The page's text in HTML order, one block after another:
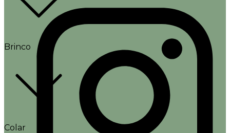
Brinco
Colar